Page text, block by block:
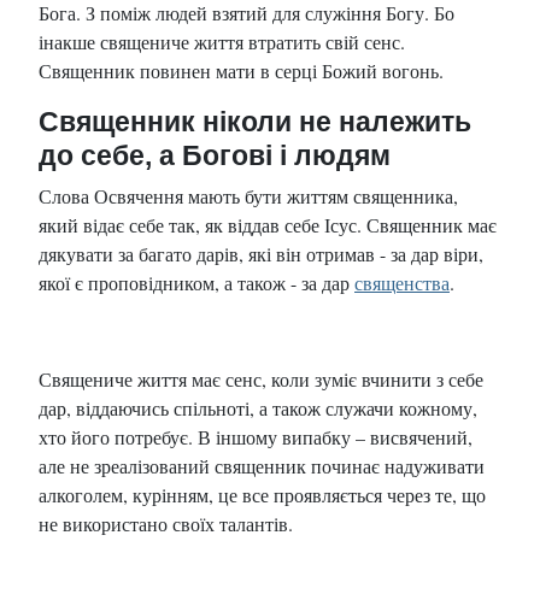
Бога. З поміж людей взятий для служіння Богу. Бо
інакше священиче життя втратить свій сенс.
Священник повинен мати в серці Божий вогонь.
Священник ніколи не належить
до себе, а Богові і людям
Слова Освячення мають бути життям священника,
який відає себе так, як віддав себе Ісус. Священник має
дякувати за багато дарів, які він отримав - за дар віри,
якої є проповідником, а також - за дарсвященства.
Священиче життя має сенс, коли зуміє вчинити з себе
дар, віддаючись спільноті, а також служачи кожному,
хто його потребує. В іншому випабку – висвячений,
але не зреалізований священник починає надуживати
алкоголем, курінням, це все проявляється через те, що
не використано своїх талантів.